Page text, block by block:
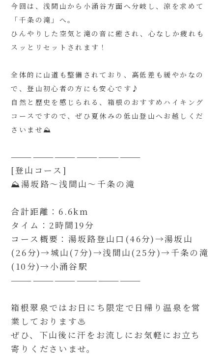
今回は、浅間山から小涌谷方面へ分岐し、涼を求めて
「千条の滝」へ。
ひんやりした空気と滝の音に癒され、心なしか疲れも
スッとリセットされます！
全体的に山道も整備されており、高低差も緩やかなの
で、登山初心者の方にも安心です♪
自然と歴史を感じられる、箱根のおすすめハイキング
コースですので、ぜひ夏休みの低山登山へお越しくだ
さいませ⛰️
——————————————————
[登山コース]
⛰️湯坂路〜浅間山〜千条の滝
合計距離：6.6km
タイム：2時間19分
コース概要：湯坂路登山口(46分)→湯坂山
(26分)→城山(7分)→浅間山(25分)→千条の滝
(10分)→小涌谷駅
——————————————————
箱根翠泉ではお日にち限定で日帰り温泉を営
業しております♨︎
ぜひ、下山後に汗をお流しにお気軽にお立ち
寄りくださいませ。